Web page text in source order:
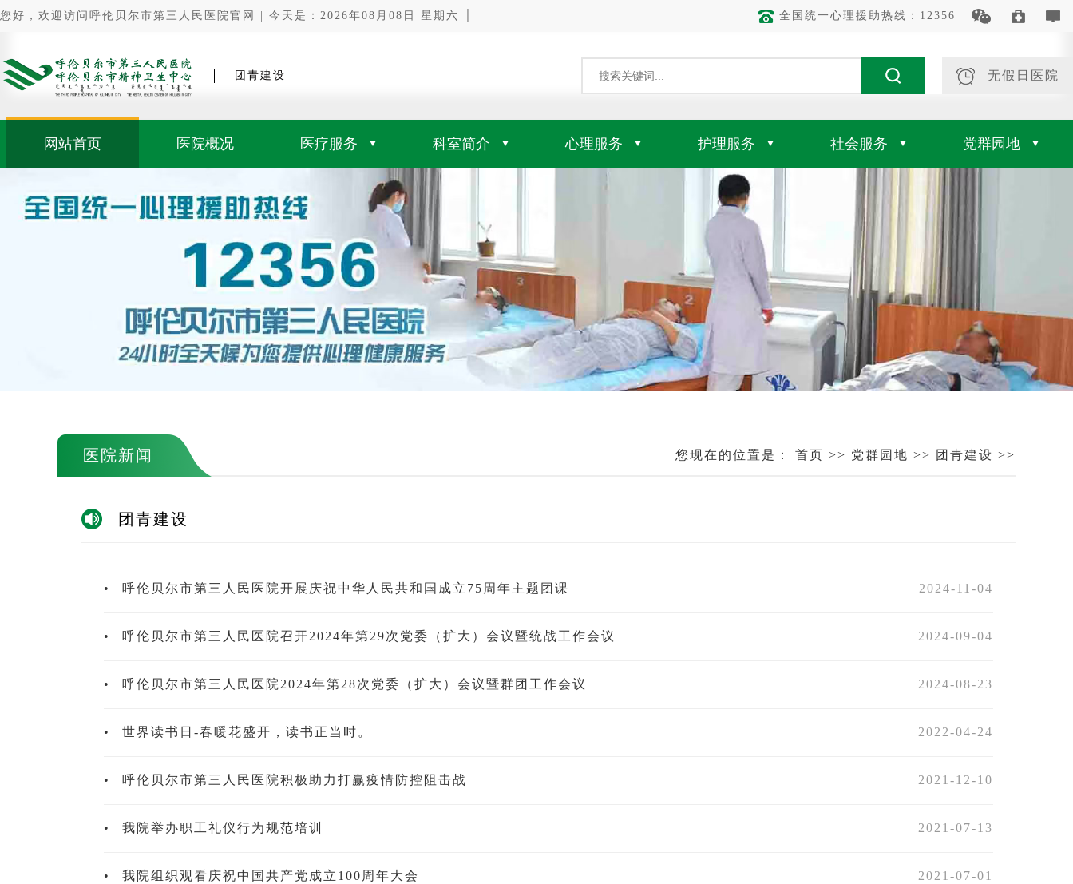
您好，欢迎访问呼伦贝尔市第三人民医院官网 | 今天是：2026年08月08日 星期六 │ 全国统一心理援助热线：12356
团青建设 无假日医院
网站首页 医院概况 医疗服务 科室简介 心理服务 护理服务 社会服务 党群园地
医院新闻 您现在的位置是： 首页 >> 党群园地 >> 团青建设 >>
团青建设
• 呼伦贝尔市第三人民医院开展庆祝中华人民共和国成立75周年主题团课 2024-11-04
• 呼伦贝尔市第三人民医院召开2024年第29次党委（扩大）会议暨统战工作会议 2024-09-04
• 呼伦贝尔市第三人民医院2024年第28次党委（扩大）会议暨群团工作会议 2024-08-23
• 世界读书日-春暖花盛开，读书正当时。 2022-04-24
• 呼伦贝尔市第三人民医院积极助力打赢疫情防控阻击战 2021-12-10
• 我院举办职工礼仪行为规范培训 2021-07-13
• 我院组织观看庆祝中国共产党成立100周年大会 2021-07-01